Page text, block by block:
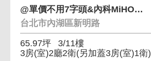
@單價不用7字頭&內科MiHO｜美秀館挑高4米5
台北市內湖區新明路
65.97坪
3/11樓
3房(室)2廳2衛(另加蓋3房(室)1衛)